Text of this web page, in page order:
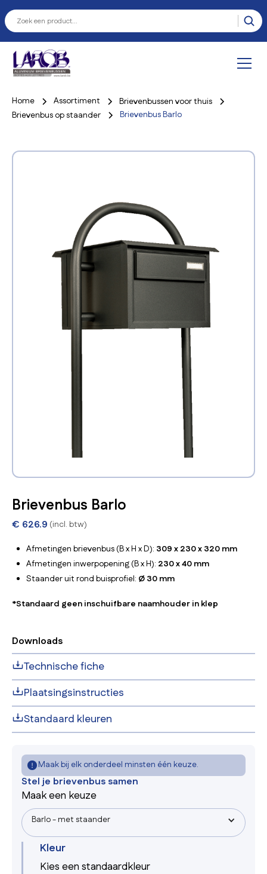
Home Assortiment
Brievenbussen voor thuis
Brievenbus op staander
Brievenbus Barlo
Brievenbus Barlo
€ 626.9 (incl. btw)
Afmetingen brievenbus (B x H x D): 309 x 230 x 320 mm
Afmetingen inwerpopening (B x H): 230 x 40 mm
Staander uit rond buisprofiel: Ø 30 mm
*Standaard geen inschuifbare naamhouder in klep
Downloads
Technische fiche
Plaatsingsinstructies
Standaard kleuren
Maak bij elk onderdeel minsten één keuze.
Stel je brievenbus samen
Maak een keuze
Barlo - met staander
Kleur
Kies een standaardkleur